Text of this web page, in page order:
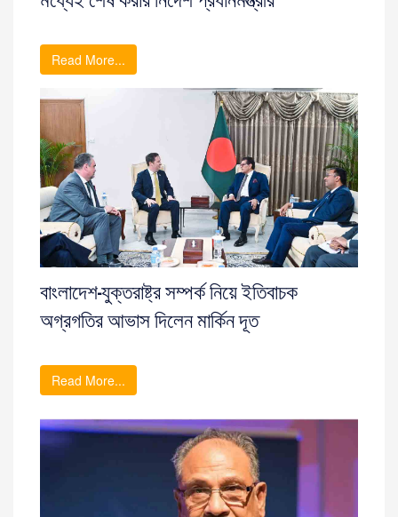
Read More...
বাংলাদেশ-যুক্তরাষ্ট্র সম্পর্ক নিয়ে ইতিবাচক
অগ্রগতির আভাস দিলেন মার্কিন দূত
Read More...